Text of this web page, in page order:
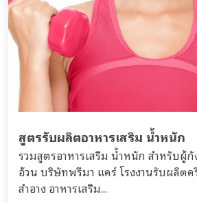
สูตรรับผลิตอาหารเสริม น้ำหนัก
รวมสูตรอาหารเสริม น้ำหนัก สำหรับผู้
อ้วน บริษัทพรีมา แคร์ โรงงานรับผลิตค
สำอาง อาหารเสริม...